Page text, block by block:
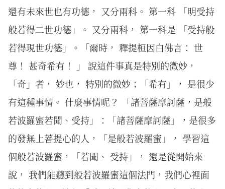
還有未來世也有功德， 又分兩科。 第一科 「明受持
般若得二世功德」。 又分兩科， 第一科是 「受持般
若得現世功德」。「爾時， 釋提桓因白佛言： 世
尊！ 甚奇希有！ 」 說這件事真是特別的微妙，
「奇」者， 妙也， 特別的微妙；「希有」， 是很少
有這種事情。 什麼事情呢？ 「諸菩薩摩訶薩，是般
若波羅蜜若聞、受持」：「諸菩薩摩訶薩」，是很多
的發無上菩提心的人，「是般若波羅蜜」， 學習這
個般若波羅蜜，「若聞、 受持」， 還是從開始來
說， 我們能聽到般若波羅蜜這個法門，我們心裡面